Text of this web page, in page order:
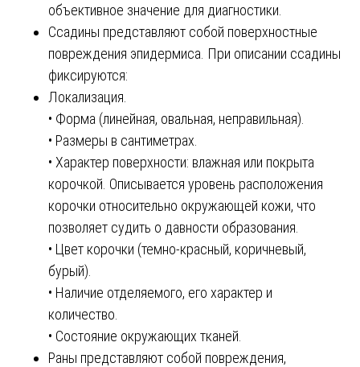
объективное значение для диагностики.
Ссадины представляют собой поверхностные
повреждения эпидермиса. При описании ссадины
фиксируются:
Локализация.
• Форма (линейная, овальная, неправильная).
• Размеры в сантиметрах.
• Характер поверхности: влажная или покрыта
корочкой. Описывается уровень расположения
корочки относительно окружающей кожи, что
позволяет судить о давности образования.
• Цвет корочки (темно-красный, коричневый,
бурый).
• Наличие отделяемого, его характер и
количество.
• Состояние окружающих тканей.
Раны представляют собой повреждения,